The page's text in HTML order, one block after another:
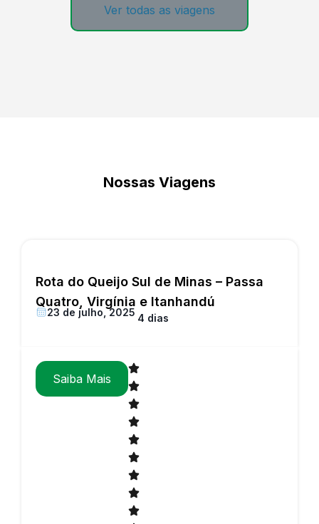
Ver todas as viagens
Nossas Viagens
Rota do Queijo Sul de Minas – Passa
Quatro, Virgínia e Itanhandú
23 de julho, 2025 4 dias
Saiba Mais